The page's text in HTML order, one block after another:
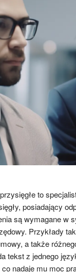
to
posiadający
są wymagane w
Przykłady
a także
tekst z jednego
co nadaje mu moc